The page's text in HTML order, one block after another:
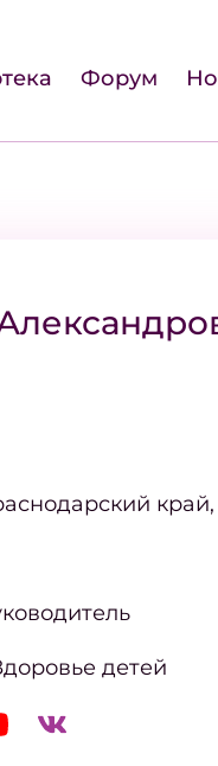
Форум
детей